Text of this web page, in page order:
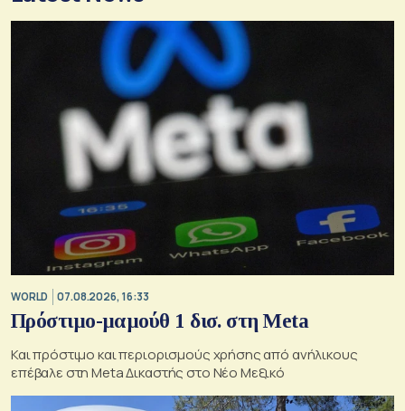
WORLD 07.08.2026, 16:33
Πρόστιμο-μαμούθ 1 δισ. στη Meta
Και πρόστιμο και περιορισμούς χρήσης από ανήλικους
επέβαλε στη Meta Δικαστής στο Νέο Μεξικό